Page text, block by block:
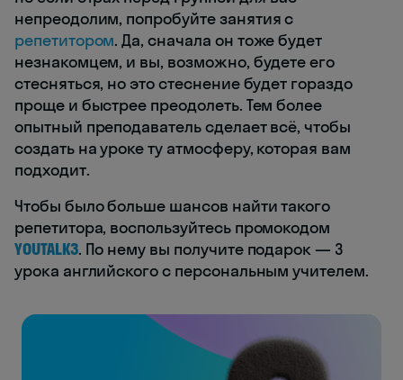
непреодолим, попробуйте занятия с
репетитором. Да, сначала он тоже будет
незнакомцем, и вы, возможно, будете его
стесняться, но это стеснение будет гораздо
проще и быстрее преодолеть. Тем более
опытный преподаватель сделает всё, чтобы
создать на уроке ту атмосферу, которая вам
подходит.
Чтобы было больше шансов найти такого
репетитора, воспользуйтесь промокодом
YOUTALK3. По нему вы получите подарок — 3
урока английского с персональным учителем.